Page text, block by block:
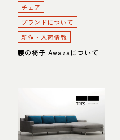
チェア
ブランドについて
新作・入荷情報
腰の椅子 Awazaについて